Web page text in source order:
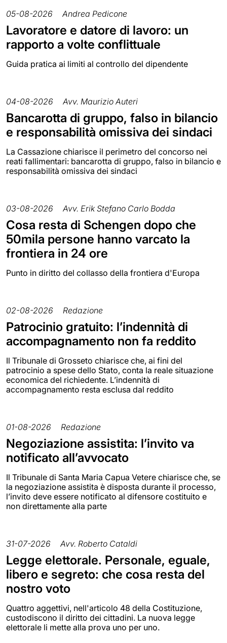
05-08-2026 Andrea Pedicone
Lavoratore e datore di lavoro: un
rapporto a volte conflittuale
Guida pratica ai limiti al controllo del dipendente
04-08-2026 Avv. Maurizio Auteri
Bancarotta di gruppo, falso in bilancio
e responsabilità omissiva dei sindaci
La Cassazione chiarisce il perimetro del concorso nei
reati fallimentari: bancarotta di gruppo, falso in bilancio e
responsabilità omissiva dei sindaci
03-08-2026 Avv. Erik Stefano Carlo Bodda
Cosa resta di Schengen dopo che
50mila persone hanno varcato la
frontiera in 24 ore
Punto in diritto del collasso della frontiera d'Europa
02-08-2026 Redazione
Patrocinio gratuito: l’indennità di
accompagnamento non fa reddito
Il Tribunale di Grosseto chiarisce che, ai fini del
patrocinio a spese dello Stato, conta la reale situazione
economica del richiedente. L’indennità di
accompagnamento resta esclusa dal reddito
01-08-2026 Redazione
Negoziazione assistita: l’invito va
notificato all’avvocato
Il Tribunale di Santa Maria Capua Vetere chiarisce che, se
la negoziazione assistita è disposta durante il processo,
l’invito deve essere notificato al difensore costituito e
non direttamente alla parte
31-07-2026 Avv. Roberto Cataldi
Legge elettorale. Personale, eguale,
libero e segreto: che cosa resta del
nostro voto
Quattro aggettivi, nell'articolo 48 della Costituzione,
custodiscono il diritto dei cittadini. La nuova legge
elettorale li mette alla prova uno per uno.